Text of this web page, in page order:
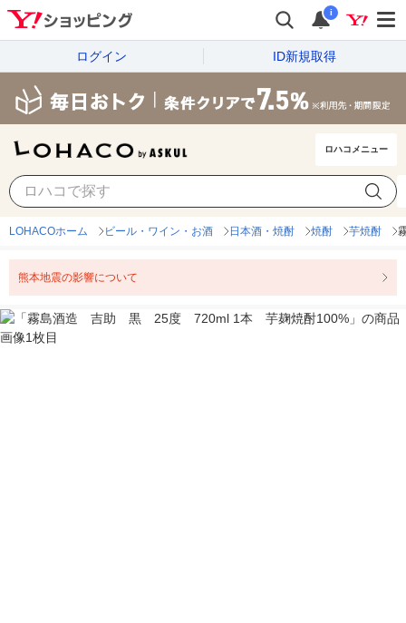
i
ログイン ID新規取得
ロハコメニュー
LOHACOホーム ビール・ワイン・お酒 日本酒・焼酎 焼酎 芋焼酎
熊本地震の影響について